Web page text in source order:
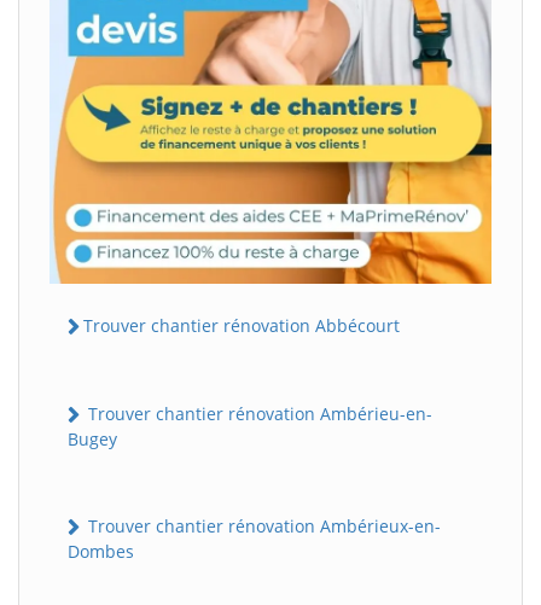
Trouver chantier rénovation Abbécourt
Trouver chantier rénovation Ambérieu-en-
Bugey
Trouver chantier rénovation Ambérieux-en-
Dombes